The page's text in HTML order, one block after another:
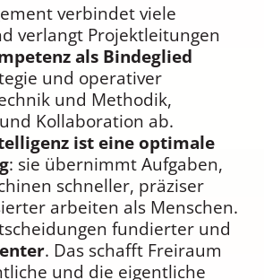
verbindet viele
verlangt Projektleitungen
als Bindeglied
und operativer
und Methodik,
Kollaboration ab.
ist eine optimale
: sie übernimmt Aufgaben,
schneller, präziser
arbeiten als Menschen.
fundierter und
. Das schafft Freiraum
und die eigentliche